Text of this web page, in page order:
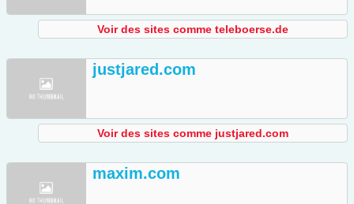
Voir des sites comme teleboerse.de
justjared.com
Voir des sites comme justjared.com
maxim.com